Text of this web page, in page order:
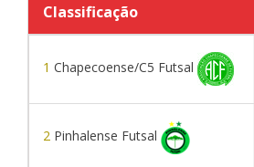
Classificação
1 Chapecoense/C5 Futsal
2 Pinhalense Futsal